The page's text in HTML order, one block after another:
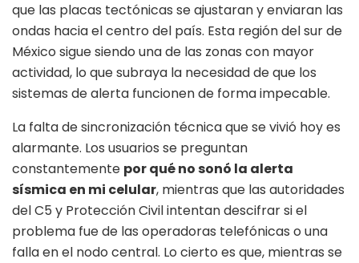
que las placas tectónicas se ajustaran y enviaran las
ondas hacia el centro del país. Esta región del sur de
México sigue siendo una de las zonas con mayor
actividad, lo que subraya la necesidad de que los
sistemas de alerta funcionen de forma impecable.
La falta de sincronización técnica que se vivió hoy es
alarmante. Los usuarios se preguntan
constantemente por qué no sonó la alerta
sísmica en mi celular, mientras que las autoridades
del C5 y Protección Civil intentan descifrar si el
problema fue de las operadoras telefónicas o una
falla en el nodo central. Lo cierto es que, mientras se